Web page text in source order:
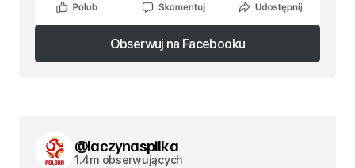
Obserwuj na Facebooku
Obserwuj na Facebooku
@laczynaspilka
1.4m obserwujących